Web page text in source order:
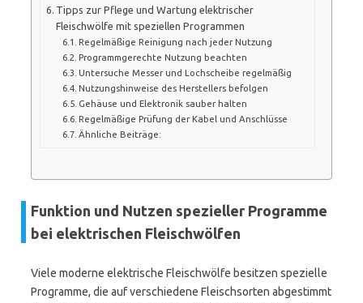
Tipps zur Pflege und Wartung elektrischer
Fleischwölfe mit speziellen Programmen
Regelmäßige Reinigung nach jeder Nutzung
Programmgerechte Nutzung beachten
Untersuche Messer und Lochscheibe regelmäßig
Nutzungshinweise des Herstellers befolgen
Gehäuse und Elektronik sauber halten
Regelmäßige Prüfung der Kabel und Anschlüsse
Ähnliche Beiträge:
Funktion und Nutzen spezieller Programme
bei elektrischen Fleischwölfen
Viele moderne elektrische Fleischwölfe besitzen spezielle
Programme, die auf verschiedene Fleischsorten abgestimmt